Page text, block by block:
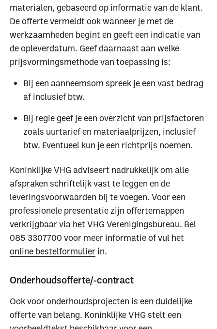
materialen, gebaseerd op informatie van de klant.
De offerte vermeldt ook wanneer je met de
werkzaamheden begint en geeft een indicatie van
de opleverdatum. Geef daarnaast aan welke
prijsvormingsmethode van toepassing is:
Bij een aanneemsom spreek je een vast bedrag
af inclusief btw.
Bij regie geef je een overzicht van prijsfactoren
zoals uurtarief en materiaalprijzen, inclusief
btw. Eventueel kun je een richtprijs noemen.
Koninklijke VHG adviseert nadrukkelijk om alle
afspraken schriftelijk vast te leggen en de
leveringsvoorwaarden bij te voegen. Voor een
professionele presentatie zijn offertemappen
verkrijgbaar via het VHG Verenigingsbureau. Bel
085 3307700 voor meer informatie of vul het
online bestelformulierin.
Onderhoudsofferte/-contract
Ook voor onderhoudsprojecten is een duidelijke
offerte van belang. Koninklijke VHG stelt een